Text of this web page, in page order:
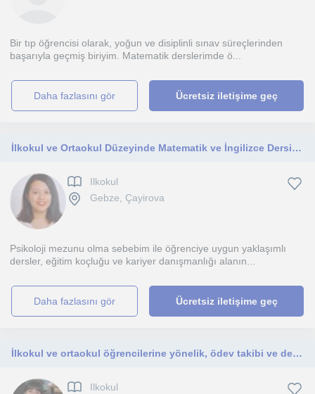
Bir tıp öğrencisi olarak, yoğun ve disiplinli sınav süreçlerinden
başarıyla geçmiş biriyim. Matematik derslerimde ö...
daha fazlasını gör Ücretsiz iletişime geç
İlkokul ve Ortaokul Düzeyinde Matematik ve İngilizce Dersi Tüm öğrenim seviyeleri eğitim koçluğu
Ilkokul
Gebze, Çayirova
Psikoloji mezunu olma sebebim ile öğrenciye uygun yaklaşımlı
dersler, eğitim koçluğu ve kariyer danışmanlığı alanın...
daha fazlasını gör Ücretsiz iletişime geç
İlkokul ve ortaokul öğrencilerine yönelik, ödev takibi ve ders programı oluşturma konusunda birebir destek sunuyorum
Ilkokul